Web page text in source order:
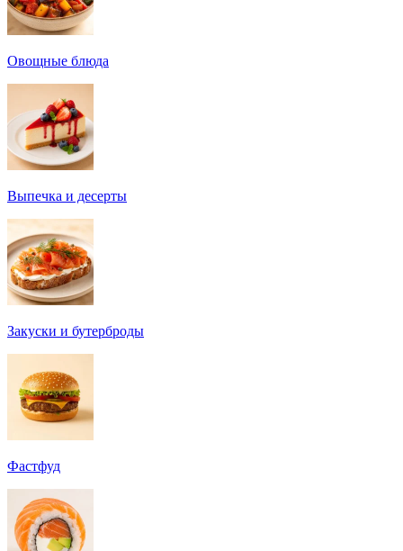
Овощные блюда
Выпечка и десерты
Закуски и бутерброды
Фастфуд